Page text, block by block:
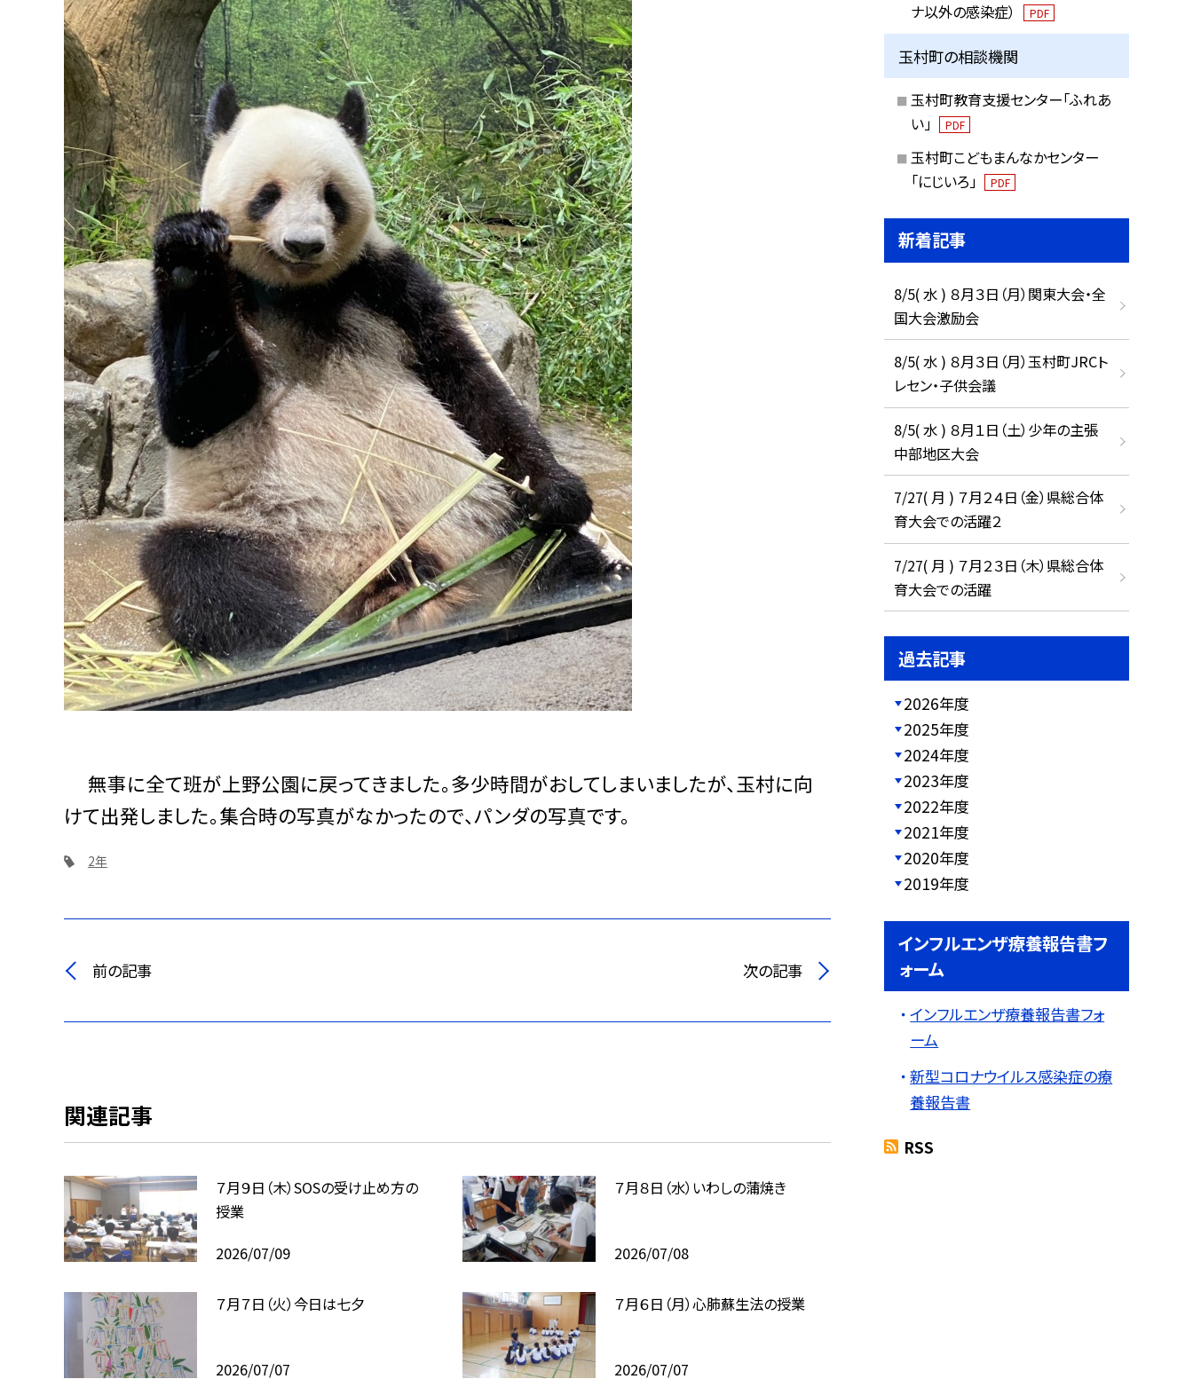
無事に全て班が上野公園に戻ってきました。多少時間がおしてしまいましたが、玉村に向
けて出発しました。集合時の写真がなかったので、パンダの写真です。
2年
前の記事 次の記事
関連記事
７月９日（木）SOSの受け止め方の
授業
2026/07/09
７月８日（水）いわしの蒲焼き
2026/07/08
７月７日（火）今日は七夕
2026/07/07
７月６日（月）心肺蘇生法の授業
2026/07/07
ナ以外の感染症）
PDF
玉村町の相談機関
玉村町教育支援センター「ふれあ
い」
PDF
玉村町こどもまんなかセンター
「にじいろ」
PDF
新着記事
8/5( 水 ) ８月３日（月）関東大会・全
国大会激励会
8/5( 水 ) ８月３日（月）玉村町JRCト
レセン・子供会議
8/5( 水 ) ８月１日（土）少年の主張
中部地区大会
7/27( 月 ) ７月２４日（金）県総合体
育大会での活躍２
7/27( 月 ) ７月２３日（木）県総合体
育大会での活躍
過去記事
2026年度
2025年度
2024年度
2023年度
2022年度
2021年度
2020年度
2019年度
インフルエンザ療養報告書フ
ォーム
インフルエンザ療養報告書フォ
ーム
新型コロナウイルス感染症の療
養報告書
RSS